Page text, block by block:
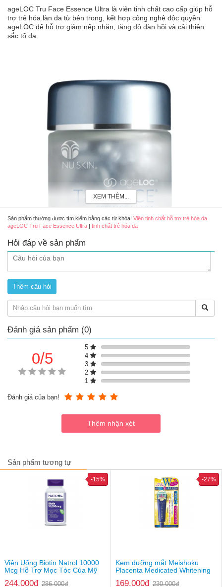
ageLOC Tru Face Essence Ultra là viên tinh chất cao cấp giúp hỗ
trợ trẻ hóa làn da từ bên trong, kết hợp công nghệ độc quyền
ageLOC để hỗ trợ giảm nếp nhăn, tăng độ đàn hồi và cải thiện
sắc tố da.
Viên tinh chất hỗ trợ trẻ hóa da ageLOC Tru Face Essence Ultra
Ưu điểm nổi bật
Hỗ trợ tái tạo collagen và elastin,giúp giảm nếp nhăn, rãnh
nhăn.
Hỗ trợ tăng độ đàn hồi, săn chắc da.
Hỗ trơ cải thiện sắc tố da, giúp da tươi tắn hơn.
Hỗ trợ làm giảm quá trình oxy hóa tác động lên da.
Thành phần
Squalane
XEM THÊM...
Sản phẩm thường được tìm kiếm bằng các từ khóa: Viên tinh chất hỗ trợ trẻ hóa da
ageLOC Tru Face Essence Ultra | tinh chất trẻ hóa da
Hỏi đáp về sản phẩm
Đánh giá sản phẩm (0)
0/5
5
4
3
2
1
Đánh giá của bạn!
Sản phẩm tương tự
Viên Uống Biotin Natrol 10000
Mcg Hỗ Trợ Mọc Tóc Của Mỹ
244.000đ 286.000đ
-15%
Kem dưỡng mắt Meishoku
Placenta Medicated Whitening
169.000đ 230.000đ
-27%